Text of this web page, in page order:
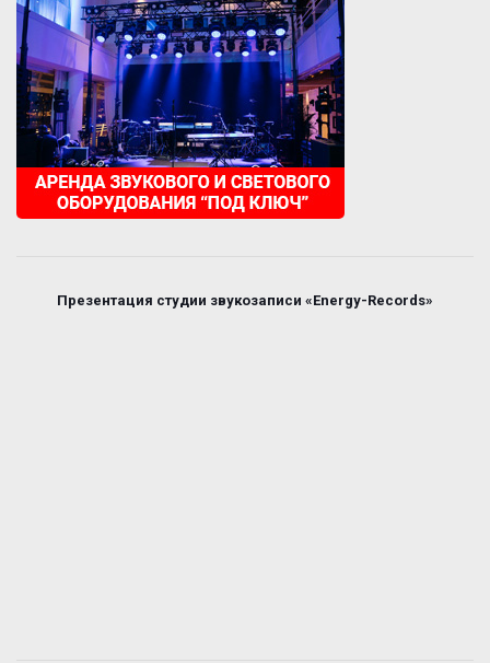
Презентация студии звукозаписи «Energy-Records»